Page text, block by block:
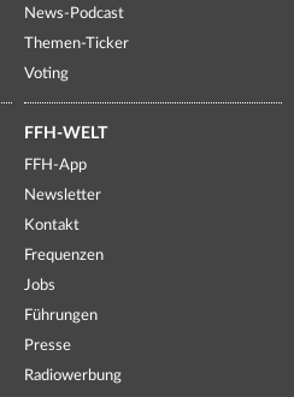
News-Podcast
Themen-Ticker
Voting
FFH-WELT
FFH-App
Newsletter
Kontakt
Frequenzen
Jobs
Führungen
Presse
Radiowerbung